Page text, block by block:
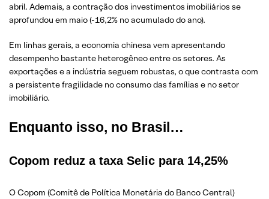
abril. Ademais, a contração dos investimentos imobiliários se
aprofundou em maio (-16,2% no acumulado do ano).
Em linhas gerais, a economia chinesa vem apresentando
desempenho bastante heterogêneo entre os setores. As
exportações e a indústria seguem robustas, o que contrasta com
a persistente fragilidade no consumo das famílias e no setor
imobiliário.
Enquanto isso, no Brasil…
Copom reduz a taxa Selic para 14,25%
O Copom (Comitê de Política Monetária do Banco Central)